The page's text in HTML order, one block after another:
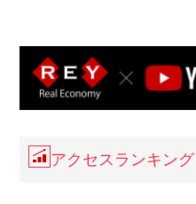
アクセスランキング